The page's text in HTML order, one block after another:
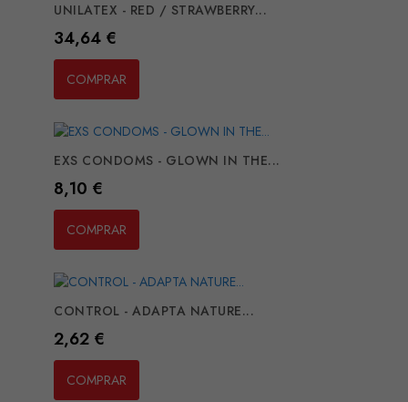
UNILATEX - RED / STRAWBERRY...
Preço
34,64 €
COMPRAR
EXS CONDOMS - GLOWN IN THE...
Preço
8,10 €
COMPRAR
CONTROL - ADAPTA NATURE...
Preço
2,62 €
COMPRAR